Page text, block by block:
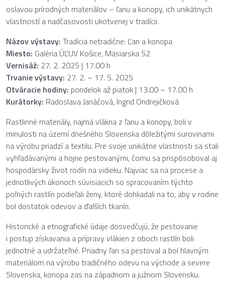
oslavou prírodných materiálov – ľanu a konopy, ich unikátnych
vlastností a nadčasovosti ukotvenej v tradícii.
Názov výstavy: Tradícia netradične: Ľan a konopa
Miesto: Galéria ÚĽUV Košice, Mäsiarska 52
Vernisáž: 27. 2. 2025 | 17.00 h
Trvanie výstavy: 27. 2. – 17. 5. 2025
Otváracie hodiny: pondelok až piatok | 13.00 – 17.00 h
Kurátorky: Radoslava Janáčová, Ingrid Ondrejičková
Rastlinné materiály, najmä vlákna z ľanu a konopy, boli v
minulosti na území dnešného Slovenska dôležitými surovinami
na výrobu priadzí a textilu. Pre svoje unikátne vlastnosti sa stali
vyhľadávanými a hojne pestovanými, čomu sa prispôsoboval aj
hospodársky život rodín na vidieku. Najviac sa na procese a
jednotlivých úkonoch súvisiacich so spracovaním týchto
poľných rastlín podieľali ženy, ktoré dohliadali na to, aby v rodine
bol dostatok odevov a ďalších tkanín.
Historické a etnografické údaje dosvedčujú, že pestovanie
i postup získavania a prípravy vlákien z oboch rastlín boli
jednotné a udržateľné. Priadny ľan sa pestoval a bol hlavným
materiálom na výrobu tradičného odevu na východe a severe
Slovenska, konopa zas na západnom a južnom Slovensku.